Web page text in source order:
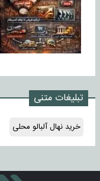
تبلیغات متنی
خرید نهال آلبالو محلی